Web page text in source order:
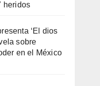
heridos
‘El dios
sobre
en el México